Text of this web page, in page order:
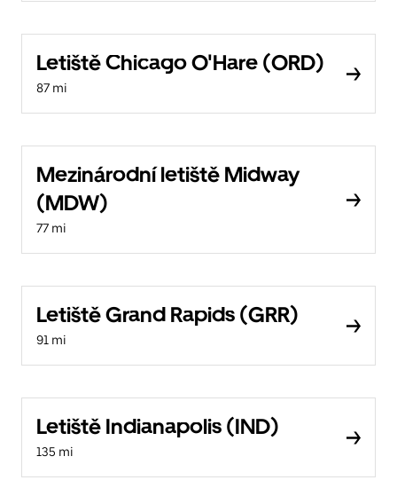
Letiště Chicago O'Hare (ORD)
87 mi
Mezinárodní letiště Midway
(MDW)
77 mi
Letiště Grand Rapids (GRR)
91 mi
Letiště Indianapolis (IND)
135 mi